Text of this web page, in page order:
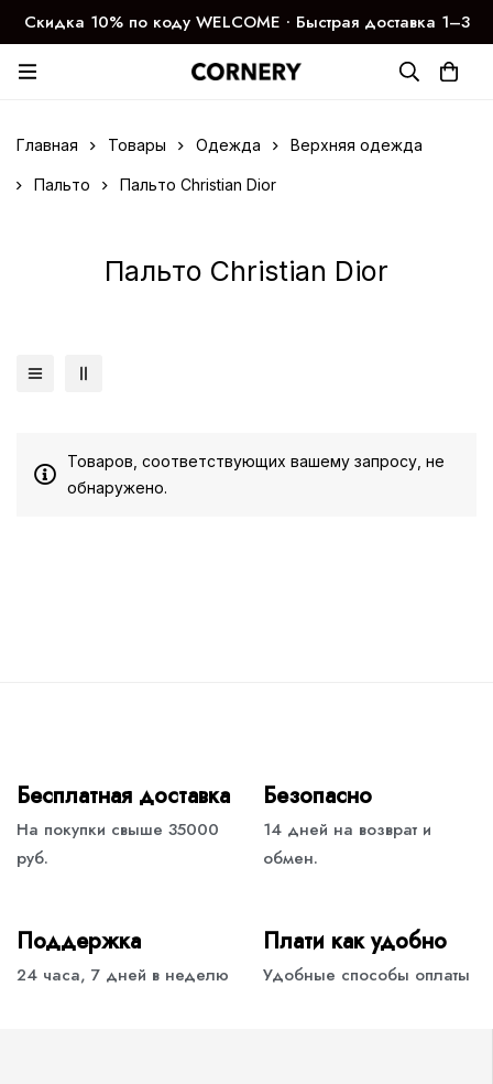
Скидка 10% по коду WELCOME ∙ Быстрая доставка 1–3
дня
Главная Товары Одежда Верхняя одежда
Пальто Пальто Christian Dior
Пальто Christian Dior
Товаров, соответствующих вашему запросу, не
обнаружено.
Бесплатная доставка
На покупки свыше 35000
руб.
Безопасно
14 дней на возврат и
обмен.
Поддержка
24 часа, 7 дней в неделю
Плати как удобно
Удобные способы оплаты